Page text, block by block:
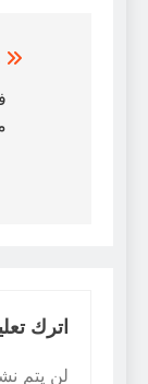
تصفّح
اترك
لن يتم